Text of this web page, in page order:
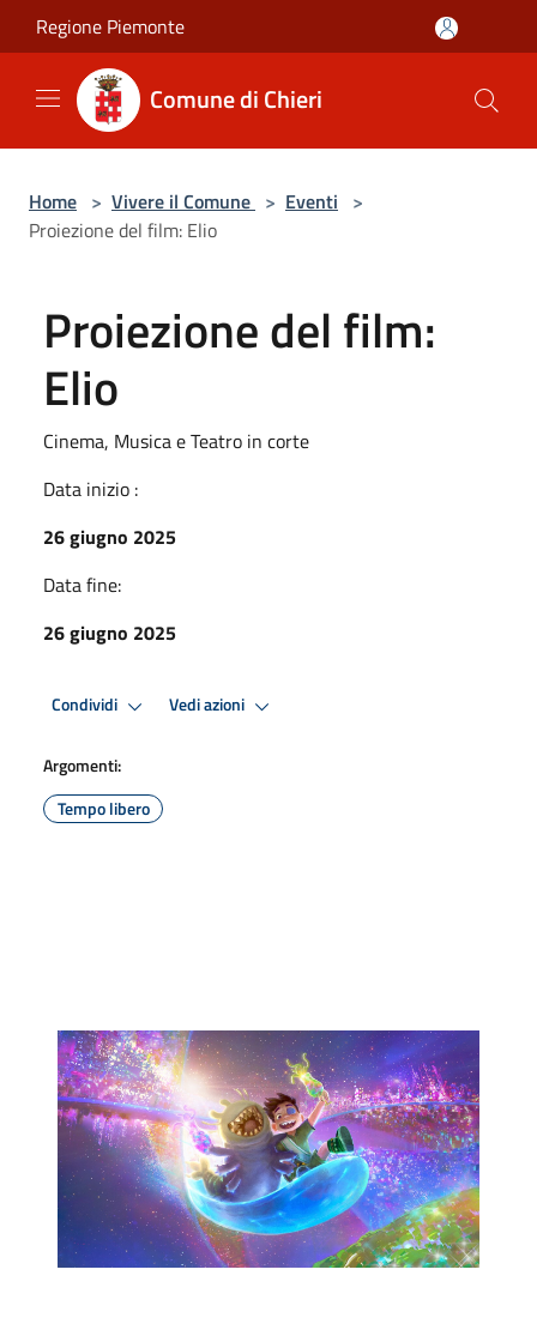
Salta al contenuto principale
Regione Piemonte
Comune di Chieri
Home > Vivere il Comune > Eventi >
Proiezione del film: Elio
Proiezione del film:
Elio
Cinema, Musica e Teatro in corte
Data inizio :
26 giugno 2025
Data fine:
26 giugno 2025
Condividi Vedi azioni
Argomenti:
Tempo libero